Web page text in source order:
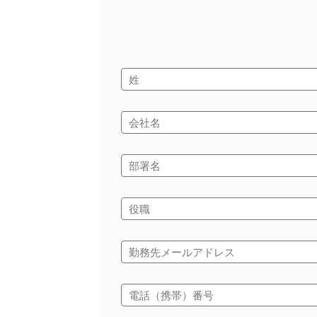
姓
会社名
部署名
役職
勤務先メールアドレス
電話（携帯）番号